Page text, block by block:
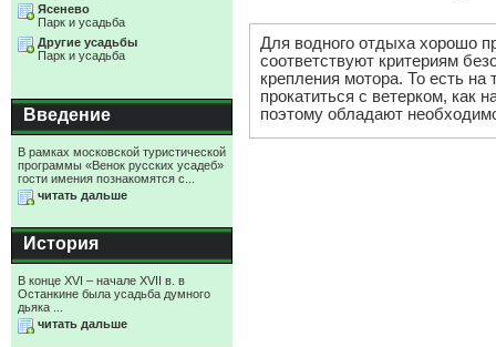
Для водного отдыха хорошо
соответствуют критериям
крепления мотора. То есть
прокатиться с ветерком, как
поэтому обладают
Ясенево
Парк и усадьба
Другие усадьбы
Парк и усадьба
Введение
В рамках московской туристической
программы «Венок русских усадеб»
гости имения познакомятся с...
читать дальше
История
В конце XVI – начале XVII в. в
Останкине была усадьба думного
дьяка ...
читать дальше